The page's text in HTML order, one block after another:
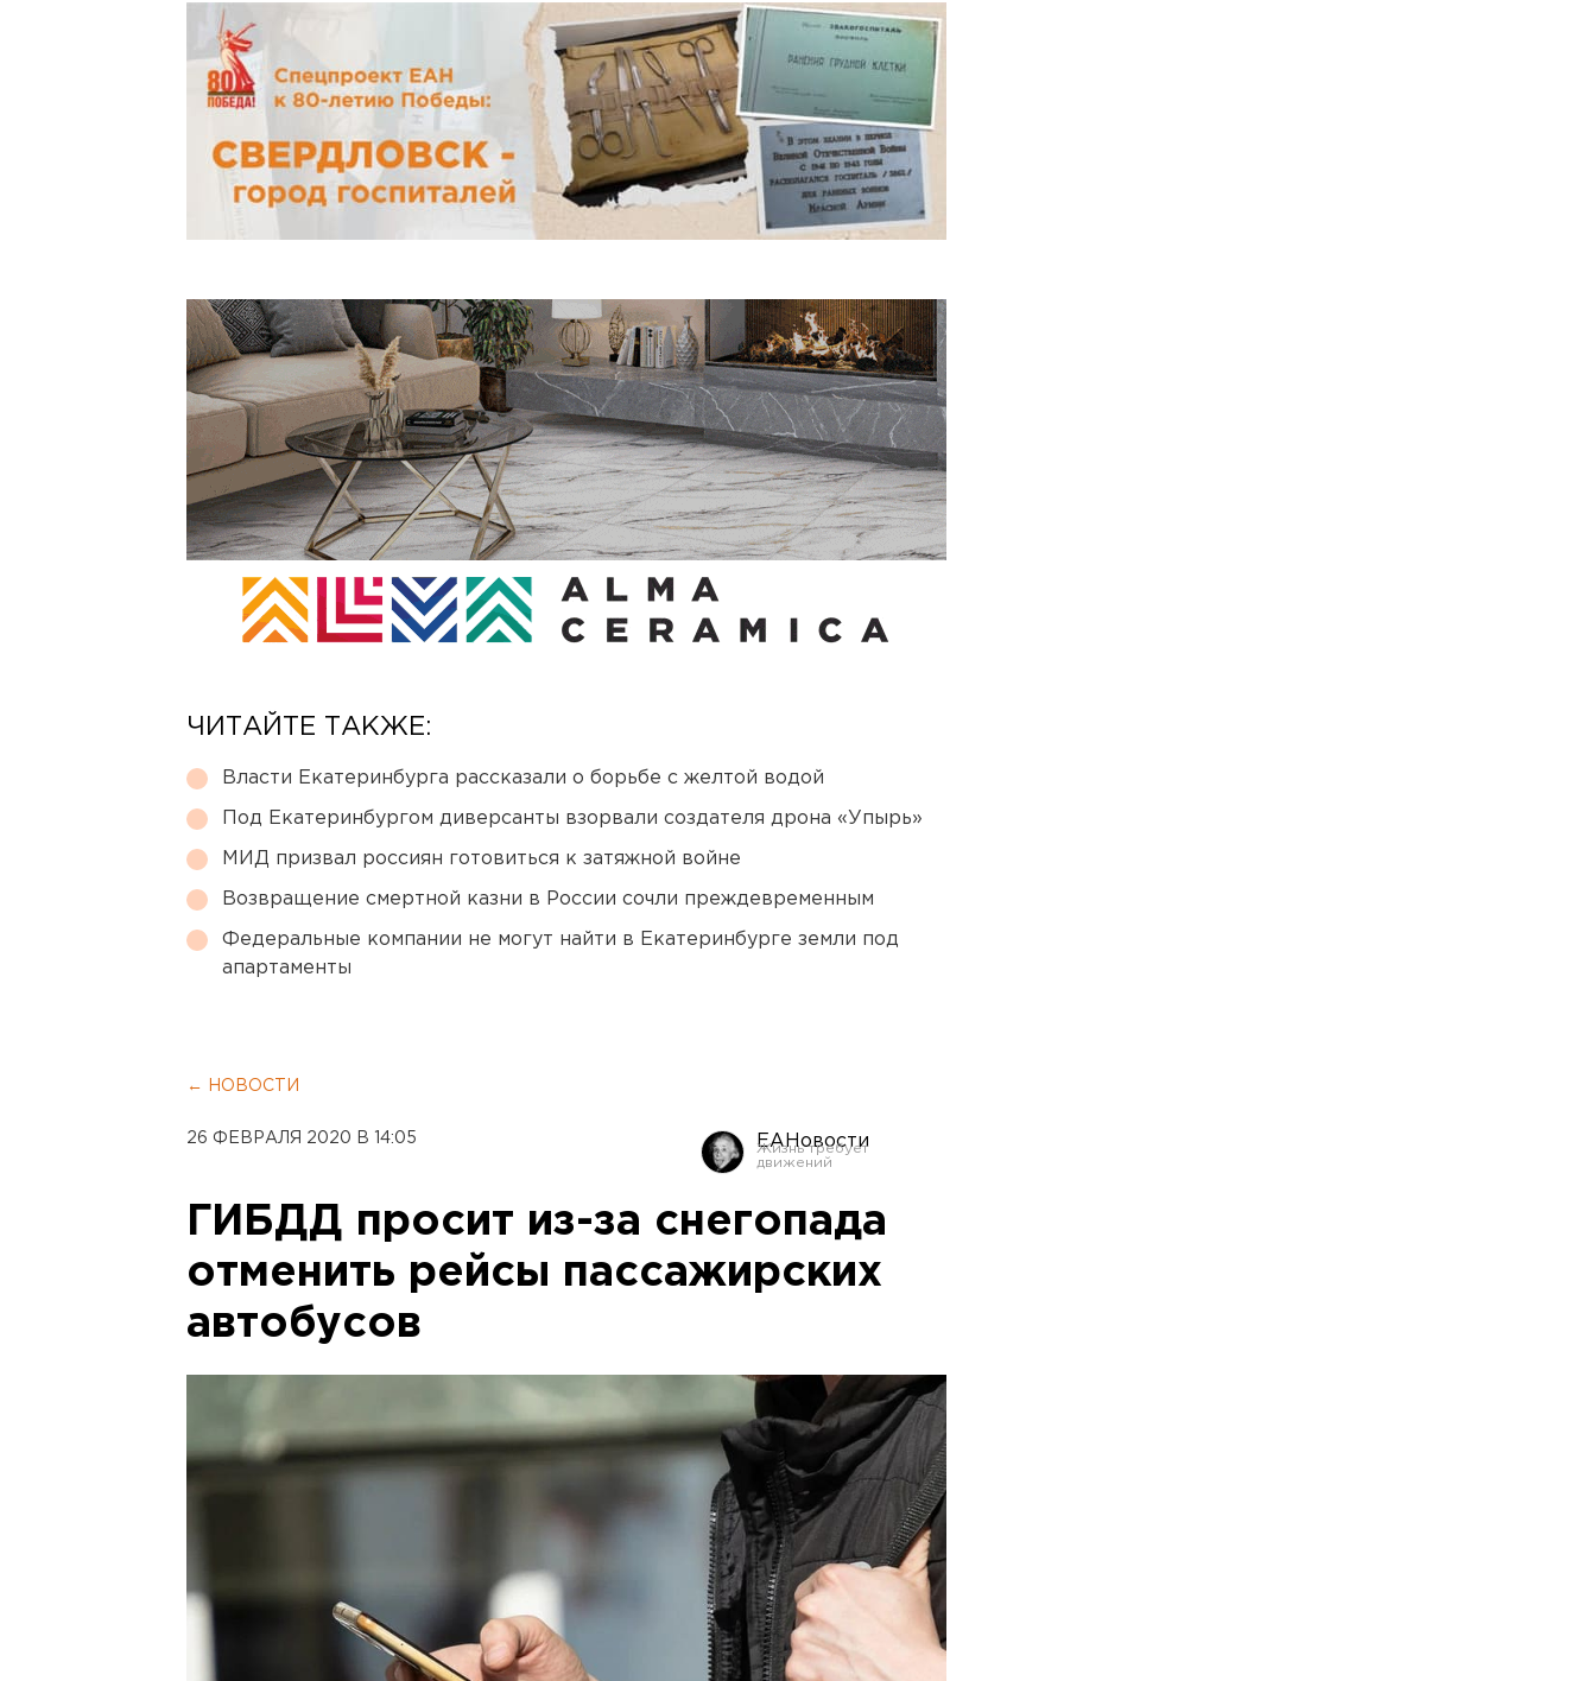
ЧИТАЙТЕ ТАКЖЕ:
Власти Екатеринбурга рассказали о борьбе с желтой водой
Под Екатеринбургом диверсанты взорвали создателя дрона «Упырь»
МИД призвал россиян готовиться к затяжной войне
Возвращение смертной казни в России сочли преждевременным
Федеральные компании не могут найти в Екатеринбурге земли под
апартаменты
← НОВОСТИ
26 ФЕВРАЛЯ 2020 В 14:05 ЕАНовости
ГИБДД просит из-за снегопада
отменить рейсы пассажирских
автобусов